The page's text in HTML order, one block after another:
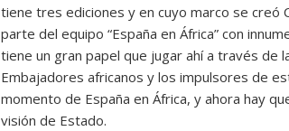
tiene tres ediciones y en cuyo marco se creó
parte del equipo “España en África” con
tiene un gran papel que jugar ahí a través de
Embajadores africanos y los impulsores de
momento de España en África, y ahora hay
visión de Estado.